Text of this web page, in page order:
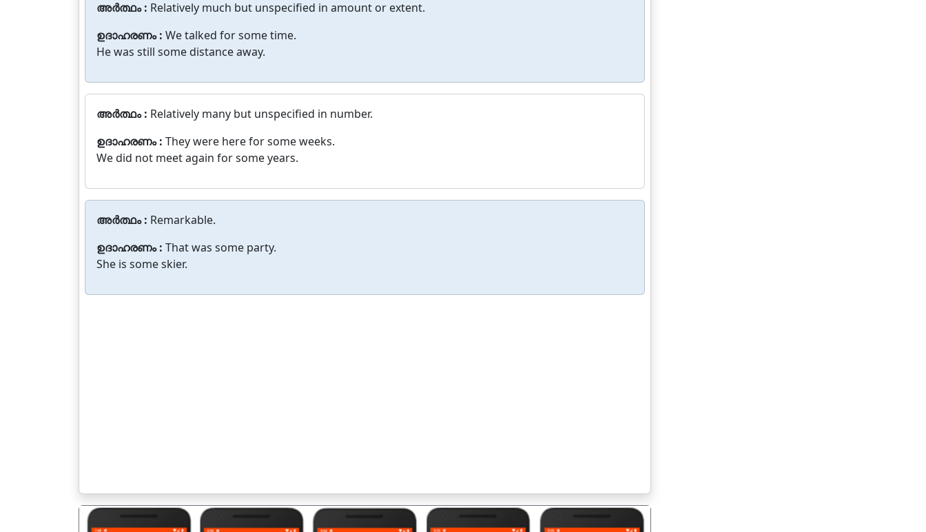
അർത്ഥം : Relatively much but unspecified in amount or extent.
ഉദാഹരണം : We talked for some time.
He was still some distance away.
അർത്ഥം : Relatively many but unspecified in number.
ഉദാഹരണം : They were here for some weeks.
We did not meet again for some years.
അർത്ഥം : Remarkable.
ഉദാഹരണം : That was some party.
She is some skier.